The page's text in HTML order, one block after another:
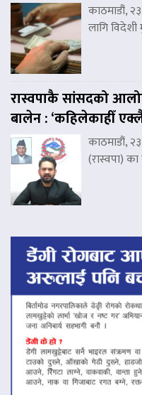
काठमाडौं,
लागि विदेशी
रास्वपाकै सांसदको
बालेन : ‘कहिलेकाहीँ
काठमाडौं,
(रास्वपा)